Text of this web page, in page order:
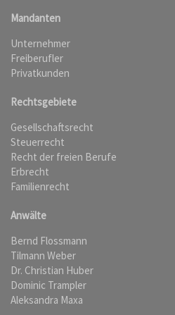
Mandanten
Unternehmer
Freiberufler
Privatkunden
Rechtsgebiete
Gesellschaftsrecht
Steuerrecht
Recht der freien Berufe
Erbrecht
Familienrecht
Anwälte
Bernd Flossmann
Tilmann Weber
Dr. Christian Huber
Dominic Trampler
Aleksandra Maxa